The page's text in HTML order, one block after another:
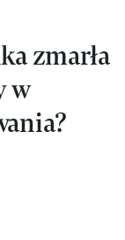
zmarła
w